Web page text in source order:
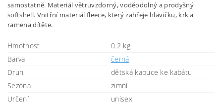
samostatně. Materiál větruvzdorný, voděodolný a prodyšný
softshell. Vnitřní materiál fleece, který zahřeje hlavičku, krk a
ramena dítěte.
Hmotnost
0.2 kg
Barva
černá
Druh
dětská kapuce ke kabátu
Sezóna
zimní
Určení
unisex